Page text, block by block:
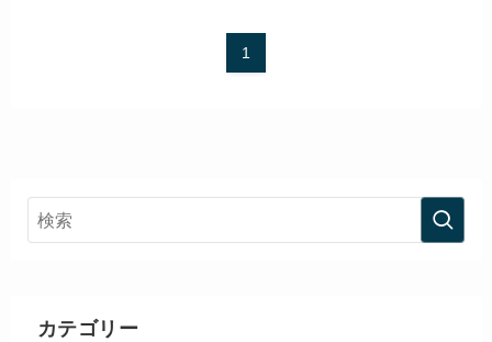
1
カテゴリー